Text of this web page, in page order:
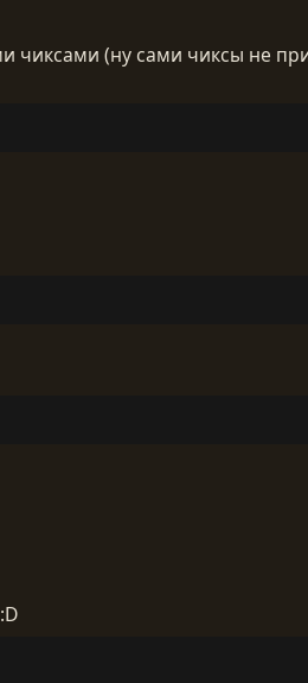
чиксами (ну сами чиксы не